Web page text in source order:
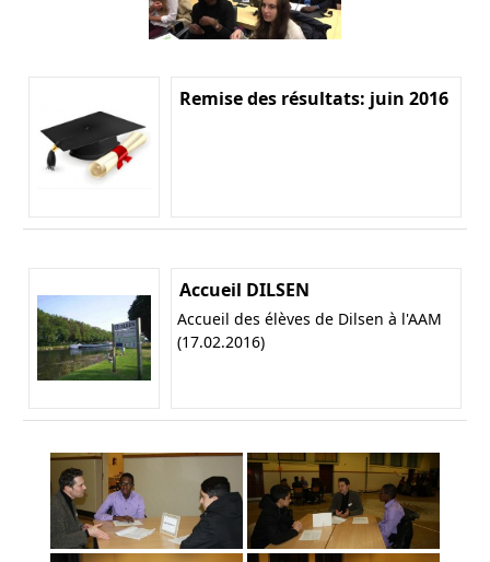
Remise des résultats: juin 2016
Accueil DILSEN
Accueil des élèves de Dilsen à l'AAM
(17.02.2016)